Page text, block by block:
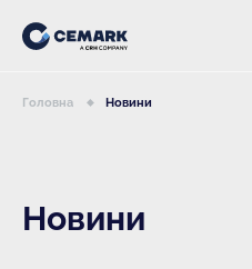
Головна Новини
Новини